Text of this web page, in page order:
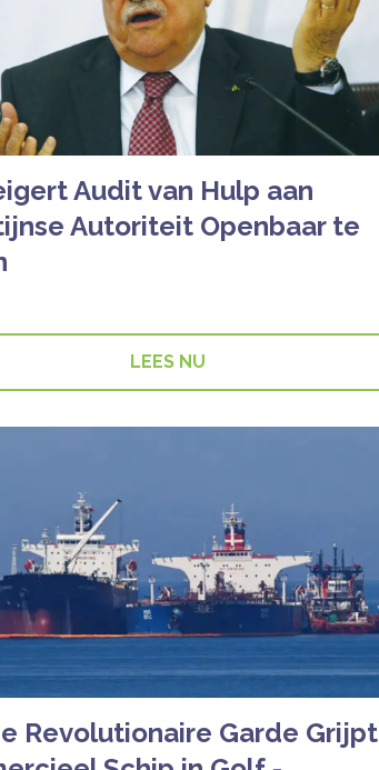
Audit van Hulp aan
Autoriteit Openbaar te
LEES NU
Revolutionaire Garde Grijpt